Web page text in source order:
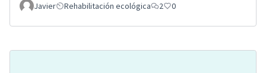
Javier Rehabilitación ecológica 2 0